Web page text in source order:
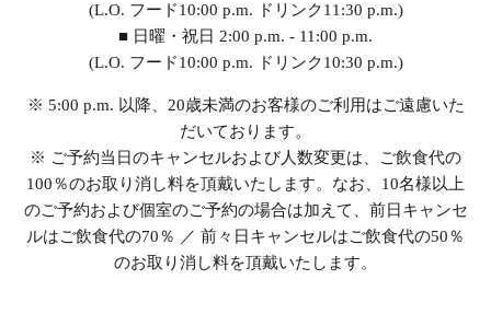
(L.O. フード10:00 p.m. ドリンク11:30 p.m.)
■ 日曜・祝日 2:00 p.m. - 11:00 p.m.
(L.O. フード10:00 p.m. ドリンク10:30 p.m.)
※ 5:00 p.m. 以降、20歳未満のお客様のご利用はご遠慮いた
だいております。
※ ご予約当日のキャンセルおよび人数変更は、ご飲食代の
100％のお取り消し料を頂戴いたします。なお、10名様以上
のご予約および個室のご予約の場合は加えて、前日キャンセ
ルはご飲食代の70％ ／ 前々日キャンセルはご飲食代の50％
のお取り消し料を頂戴いたします。